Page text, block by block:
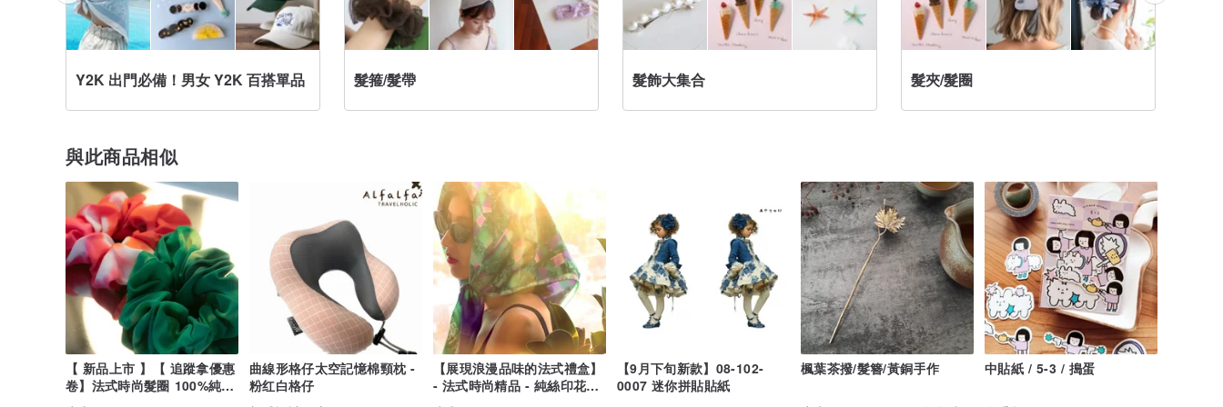
Y2K 出門必備！男女 Y2K 百搭單品 髮箍/髮帶 髮飾大集合 髮夾/髮圈
與此商品相似
【 新品上市 】【 追蹤拿優惠
卷】法式時尚髮圈 100%純絲
印花髮圈
曲線形格仔太空記憶棉頸枕 -
粉红白格仔
【展現浪漫品味的法式禮盒】
- 法式時尚精品 - 純絲印花頭
巾
【9月下旬新款】08-102-
0007 迷你拼貼貼紙
楓葉茶撥/髮簪/黃銅手作 中貼紙 / 5-3 / 搗蛋